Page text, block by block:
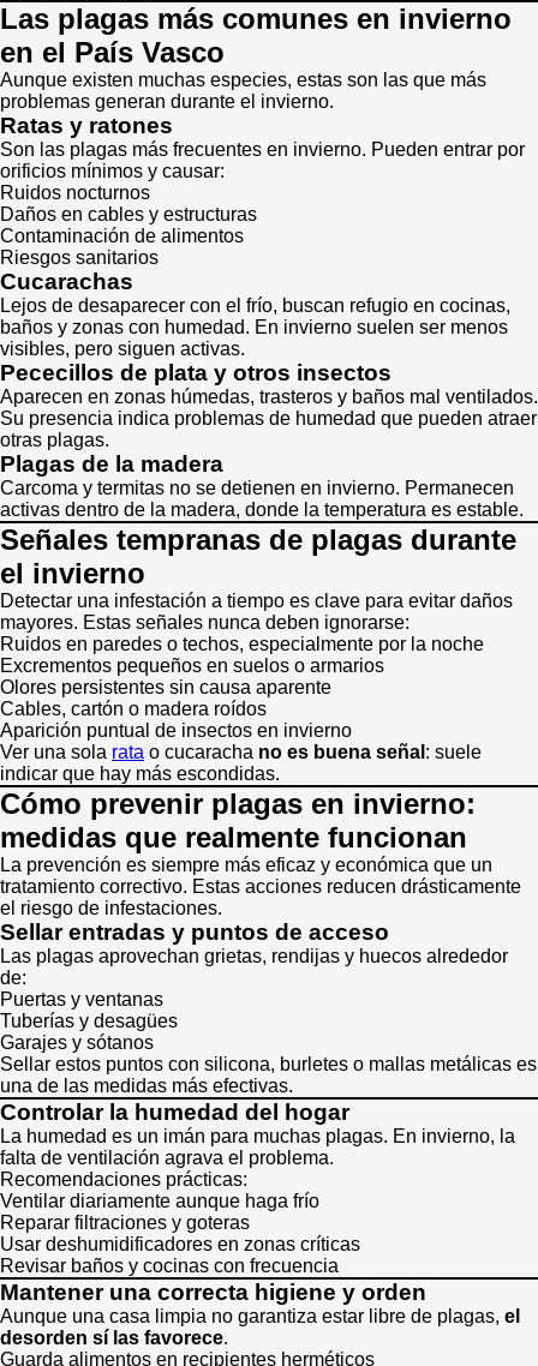
Las plagas más comunes en invierno
en el País Vasco
Aunque existen muchas especies, estas son las que más
problemas generan durante el invierno.
Ratas y ratones
Son las plagas más frecuentes en invierno. Pueden entrar por
orificios mínimos y causar:
Ruidos nocturnos
Daños en cables y estructuras
Contaminación de alimentos
Riesgos sanitarios
Cucarachas
Lejos de desaparecer con el frío, buscan refugio en cocinas,
baños y zonas con humedad. En invierno suelen ser menos
visibles, pero siguen activas.
Pececillos de plata y otros insectos
Aparecen en zonas húmedas, trasteros y baños mal ventilados.
Su presencia indica problemas de humedad que pueden atraer
otras plagas.
Plagas de la madera
Carcoma y termitas no se detienen en invierno. Permanecen
activas dentro de la madera, donde la temperatura es estable.
Señales tempranas de plagas durante
el invierno
Detectar una infestación a tiempo es clave para evitar daños
mayores. Estas señales nunca deben ignorarse:
Ruidos en paredes o techos, especialmente por la noche
Excrementos pequeños en suelos o armarios
Olores persistentes sin causa aparente
Cables, cartón o madera roídos
Aparición puntual de insectos en invierno
Ver una sola rata o cucaracha no es buena señal : suele
indicar que hay más escondidas.
Cómo prevenir plagas en invierno:
medidas que realmente funcionan
La prevención es siempre más eficaz y económica que un
tratamiento correctivo. Estas acciones reducen drásticamente
el riesgo de infestaciones.
Sellar entradas y puntos de acceso
Las plagas aprovechan grietas, rendijas y huecos alrededor
de:
Puertas y ventanas
Tuberías y desagües
Garajes y sótanos
Sellar estos puntos con silicona, burletes o mallas metálicas es
una de las medidas más efectivas.
Controlar la humedad del hogar
La humedad es un imán para muchas plagas. En invierno, la
falta de ventilación agrava el problema.
Recomendaciones prácticas:
Ventilar diariamente aunque haga frío
Reparar filtraciones y goteras
Usar deshumidificadores en zonas críticas
Revisar baños y cocinas con frecuencia
Mantener una correcta higiene y orden
Aunque una casa limpia no garantiza estar libre de plagas, el
desorden sí las favorece.
Guarda alimentos en recipientes herméticos